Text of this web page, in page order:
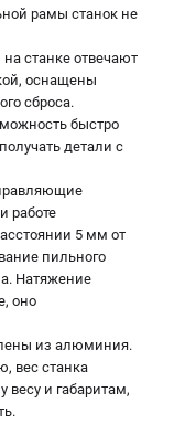
рамы станок не
станке отвечают
оснащены
сброса.
быстро
детали с
работе
5 мм от
пильного
Натяжение
оно
из алюминия.
вес станка
весу и габаритам,